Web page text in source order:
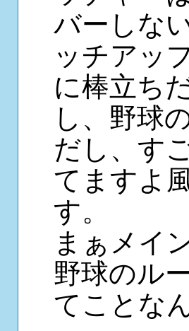
バーしな
ッチアッ
に棒立ち
し、野球
だし、す
てますよ
す。
まぁメイ
野球のル
てことな